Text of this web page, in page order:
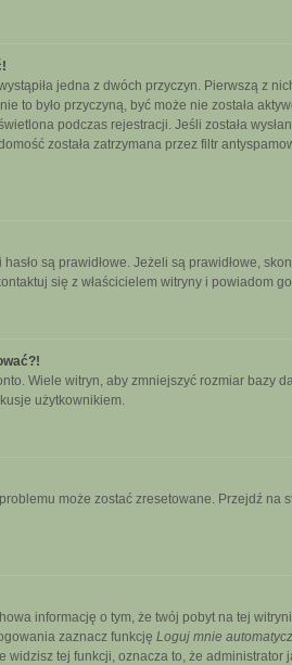
jedna z dwóch przyczyn. Pierwszą z
to było przyczyną, być może nie została
podczas rejestracji. Jeśli została
została zatrzymana przez filtr
są prawidłowe. Jeżeli są prawidłowe,
się z właścicielem witryny i powiadom
Wiele witryn, aby zmniejszyć rozmiar bazy
użytkownikiem.
może zostać zresetowane. Przejdź
informację o tym, że twój pobyt na tej
zaznacz funkcję Loguj mnie
tej funkcji, oznacza to, że administrator